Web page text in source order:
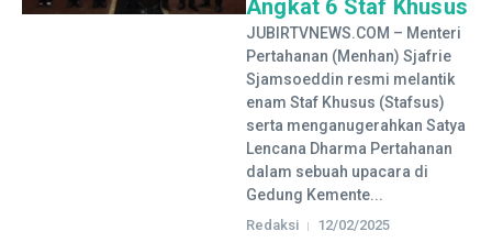
Angkat 6 Staf Khusus
JUBIRTVNEWS.COM – Menteri
Pertahanan (Menhan) Sjafrie
Sjamsoeddin resmi melantik
enam Staf Khusus (Stafsus)
serta menganugerahkan Satya
Lencana Dharma Pertahanan
dalam sebuah upacara di
Gedung Kemente...
Redaksi 12/02/2025